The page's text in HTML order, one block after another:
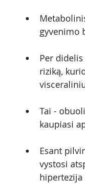
gyvenimo
Per
riziką,
Tai -
kaupiasi
Esant
vystosi